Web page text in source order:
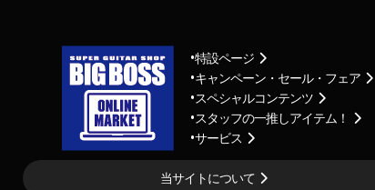
特設ページ
キャンペーン・セール・フェア
スペシャルコンテンツ
スタッフの一推しアイテム！
サービス
当サイトについて